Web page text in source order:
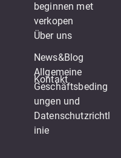
beginnen met
verkopen
Über uns
News&Blog
Kontakt
Allgemeine
Geschäftsbeding
ungen und
Datenschutzrichtl
inie